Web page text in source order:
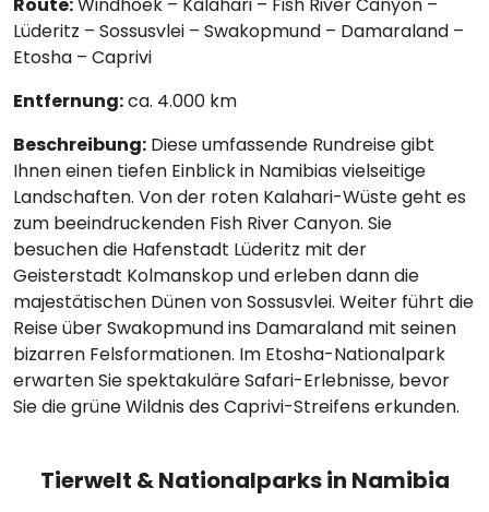
Lüderitz – Sossusvlei – Swakopmund – Damaraland –
Etosha – Caprivi
Entfernung:ca. 4.000 km
Beschreibung: Diese umfassende Rundreise gibt
Ihnen einen tiefen Einblick in Namibias vielseitige
Landschaften. Von der roten Kalahari-Wüste geht es
zum beeindruckenden Fish River Canyon. Sie
besuchen die Hafenstadt Lüderitz mit der
Geisterstadt Kolmanskop und erleben dann die
majestätischen Dünen von Sossusvlei. Weiter führt die
Reise über Swakopmund ins Damaraland mit seinen
bizarren Felsformationen. Im Etosha-Nationalpark
erwarten Sie spektakuläre Safari-Erlebnisse, bevor
Sie die grüne Wildnis des Caprivi-Streifens erkunden.
Tierwelt & Nationalparks in Namibia